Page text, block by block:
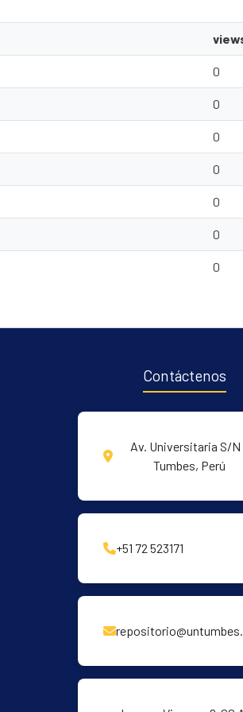
0
0
0
0
0
0
0
Contáctenos
Av. Universitaria S/N
Tumbes, Perú
+51 72 523171